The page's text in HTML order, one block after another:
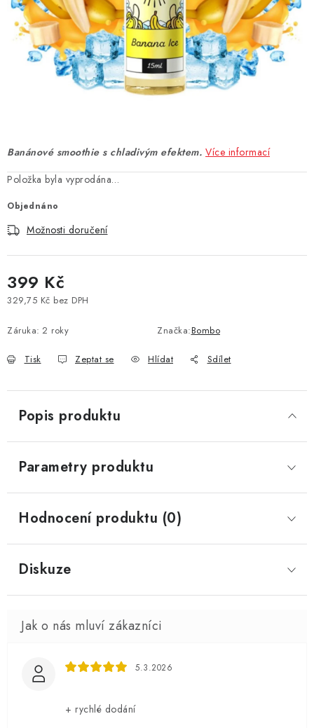
DIY
BATERIE A NABÍJEČKY
GRIPY & MODY
PŘÍSLUŠENSTVÍ
ZNAČKY
Vše o nákupu
Kontakty
Prodejny
Banánové smoothie s chladivým efektem. Více informací
Položka byla vyprodána…
Objednáno
Možnosti doručení
399 Kč
329,75 Kč bez DPH
Záruka: 2 roky Značka:Bombo
Tisk Zeptat se Hlídat Sdílet
Popis produktu
Parametry produktu
Hodnocení produktu (0)
Diskuze
5.3.2026
+ rychlé dodání